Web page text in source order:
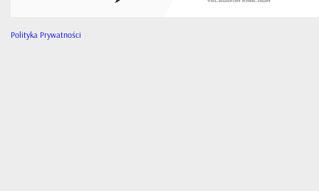
Polityka Prywatności